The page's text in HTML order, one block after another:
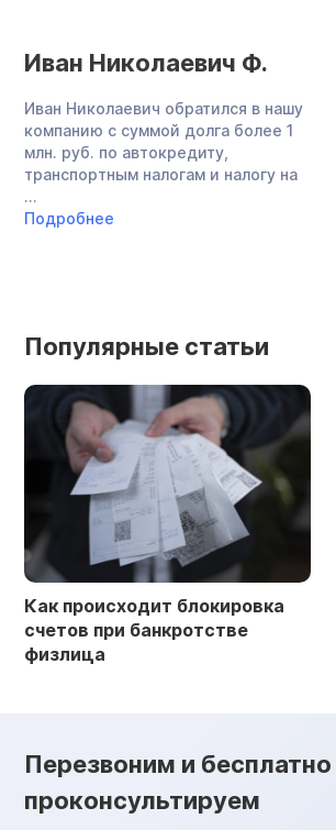
Иван Николаевич Ф.
Иван Николаевич обратился в нашу
компанию с суммой долга более 1
млн. руб. по автокредиту,
транспортным налогам и налогу на
...
Подробнее
Популярные статьи
Как происходит блокировка
счетов при банкротстве
физлица
Перезвоним и бесплатно
проконсультируем